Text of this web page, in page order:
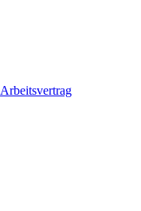
Arbeitsvertrag